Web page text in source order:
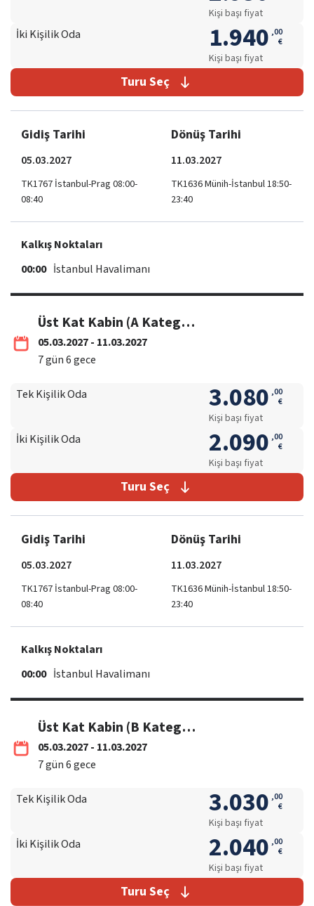
Kişi başı fiyat
İki Kişilik Oda 1.940 ,00
€
Kişi başı fiyat
Turu Seç
Gidiş Tarihi
05.03.2027
TK1767 İstanbul-Prag 08:00-
08:40
Dönüş Tarihi
11.03.2027
TK1636 Münih-İstanbul 18:50-
23:40
Kalkış Noktaları
00:00 İstanbul Havalimanı
Üst Kat Kabin (A Kategori)
05.03.2027 - 11.03.2027
7gün6gece
Tek Kişilik Oda 3.080 ,00
€
Kişi başı fiyat
İki Kişilik Oda 2.090 ,00
€
Kişi başı fiyat
Turu Seç
Gidiş Tarihi
05.03.2027
TK1767 İstanbul-Prag 08:00-
08:40
Dönüş Tarihi
11.03.2027
TK1636 Münih-İstanbul 18:50-
23:40
Kalkış Noktaları
00:00 İstanbul Havalimanı
Üst Kat Kabin (B Kategori)
05.03.2027 - 11.03.2027
7gün6gece
Tek Kişilik Oda 3.030 ,00
€
Kişi başı fiyat
İki Kişilik Oda 2.040 ,00
€
Kişi başı fiyat
Turu Seç